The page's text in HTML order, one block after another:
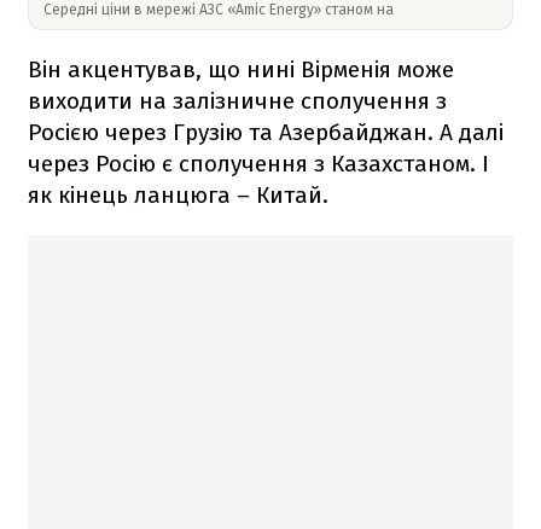
Середні ціни в мережі АЗС «Amic Energy» станом на
Він акцентував, що нині Вірменія може
виходити на залізничне сполучення з
Росією через Грузію та Азербайджан. А далі
через Росію є сполучення з Казахстаном. І
як кінець ланцюга – Китай.